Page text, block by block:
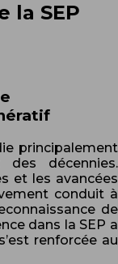
la SEP
principalement
décennies.
et les avancées
conduit à
de
dans la SEP a
renforcée au